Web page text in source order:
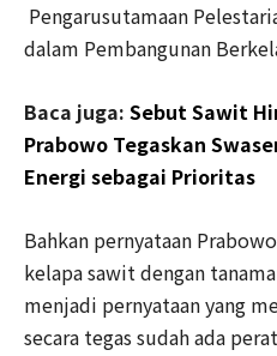
Pengarusutamaan
dalam Pembangunan
Baca juga: Sebut Sawit
Prabowo Tegaskan
Energi sebagai Prioritas
Bahkan pernyataan
kelapa sawit dengan
menjadi pernyataan yang
secara tegas sudah ada